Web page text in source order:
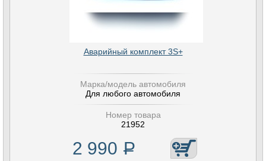
Аварийный комплект 3S+
Марка/модель автомобиля
Для любого автомобиля
Номер товара
21952
2 990 Р